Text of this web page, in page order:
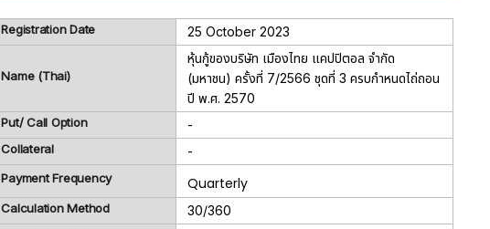
Registration Date 25 October 2023
Name (Thai)
หุ้นกู้ของบริษัท เมืองไทย แคปปิตอล จำกัด
(มหาชน) ครั้งที่ 7/2566 ชุดที่ 3 ครบกำหนดไถ่ถอน
ปี พ.ศ. 2570
Put/ Call Option -
Collateral -
Payment Frequency Quarterly
Calculation Method 30/360